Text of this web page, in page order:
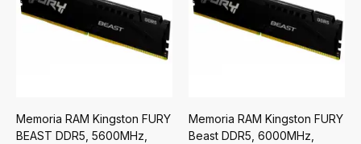
Memoria RAM Kingston FURY
BEAST DDR5, 5600MHz,
Memoria RAM Kingston FURY
Beast DDR5, 6000MHz,